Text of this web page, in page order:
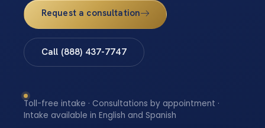
Request a consultation
Call (888) 437-7747
Toll-free intake · Consultations by appointment ·
Intake available in English and Spanish